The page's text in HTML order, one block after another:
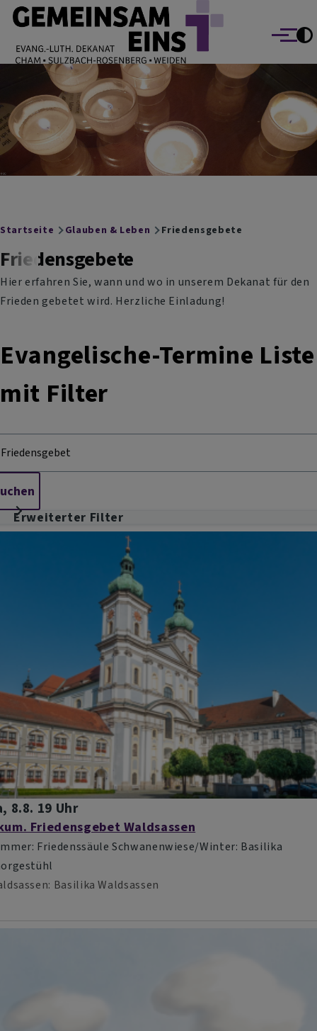
Direkt zum Inhalt
EVANG.-LUTH. DEKANAT GEMEINSAM EINS
Cham Sulzbach-Rosenberg Weiden
Menü
Breadcrumb
Startseite Glauben & Leben Friedensgebete
Friedensgebete
Hier erfahren Sie, wann und wo in unserem Dekanat für den
Frieden gebetet wird. Herzliche Einladung!
Evangelische-Termine Liste
mit Filter
Erweiterter Filter
8.8. 19 Uhr
Friedensgebet Waldsassen
Friedenssäule Schwanenwiese/Winter: Basilika
Basilika Waldsassen